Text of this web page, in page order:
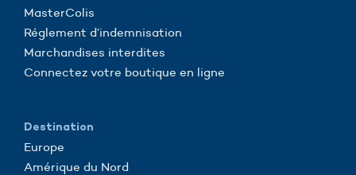
MasterColis
Réglement d’indemnisation
Marchandises interdites
Connectez votre boutique en ligne
Destination
Europe
Amérique du Nord